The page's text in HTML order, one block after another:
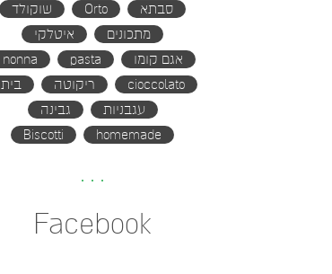
סבתא
Orto
שוקולד
מתכונים
איטלקי
אגם קומו
pasta
nonna
cioccolato
ריקוטה
בית
עגבניות
גבינה
homemade
Biscotti
Facebook